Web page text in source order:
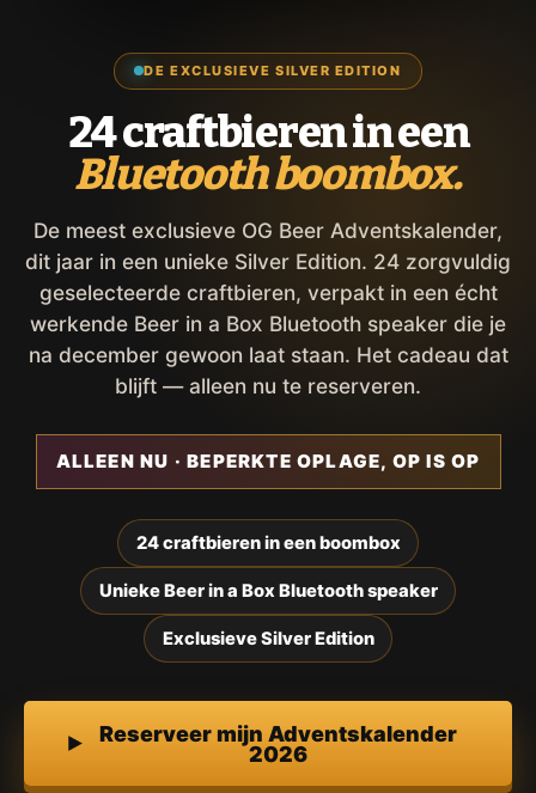
DE EXCLUSIEVE SILVER EDITION
24 craftbieren in een
Bluetooth boombox.
De meest exclusieve OG Beer Adventskalender,
dit jaar in een unieke Silver Edition. 24 zorgvuldig
geselecteerde craftbieren, verpakt in een écht
werkende Beer in a Box Bluetooth speaker die je
na december gewoon laat staan. Het cadeau dat
blijft — alleen nu te reserveren.
ALLEEN NU · BEPERKTE OPLAGE, OP IS OP
24 craftbieren in een boombox
Unieke Beer in a Box Bluetooth speaker
Exclusieve Silver Edition
Reserveer mijn Adventskalender
2026